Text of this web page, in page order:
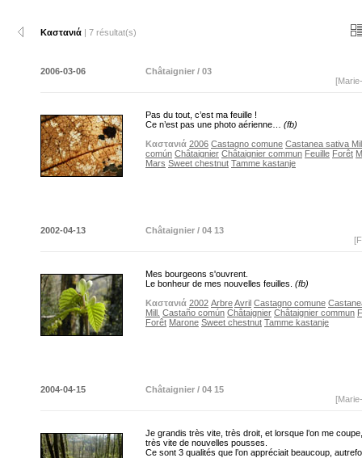
Καστανιά | 7 résultat(s)
2006-03-06
Châtaignier / 03
Pas du tout, c’est ma feuille !
Ce n’est pas une photo aérienne… (fb)
Καστανιά 2006 Castagno comune Castanea sativa
común Châtaignier Châtaignier commun Feuille Forêt
Mars Sweet chestnut Tamme kastanje
2002-04-13
Châtaignier / 04 13
Mes bourgeons s'ouvrent.
Le bonheur de mes nouvelles feuilles. (fb)
Καστανιά 2002 ArbreAvril Castagno comune
Mill. Castaño común Châtaignier Châtaignier commun
Forêt Marone Sweet chestnut Tamme kastanje
2004-04-15
Châtaignier / 04 15
Je grandis très vite, très droit, et lorsque l’on me
très vite de nouvelles pousses.
Ce sont 3 qualités que l’on appréciait beaucoup,